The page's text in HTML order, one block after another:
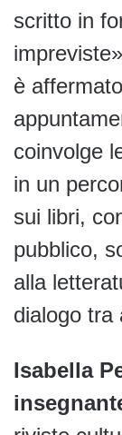
scritto in
è
coinvolge
in un
sui libri,
pubblico,
alla
dialogo tra
Isabella